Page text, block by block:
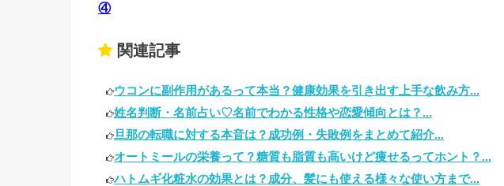
④
関連記事
ウコンに副作用があるって本当？健康効果を引き出す上手な飲み方...
姓名判断・名前占い♡名前でわかる性格や恋愛傾向とは？...
旦那の転職に対する本音は？成功例・失敗例をまとめて紹介...
オートミールの栄養って？糖質も脂質も高いけど痩せるってホント？...
ハトムギ化粧水の効果とは？成分、髪にも使える様々な使い方まで...